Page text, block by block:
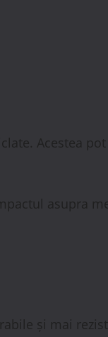
Acestea
asupra
și mai